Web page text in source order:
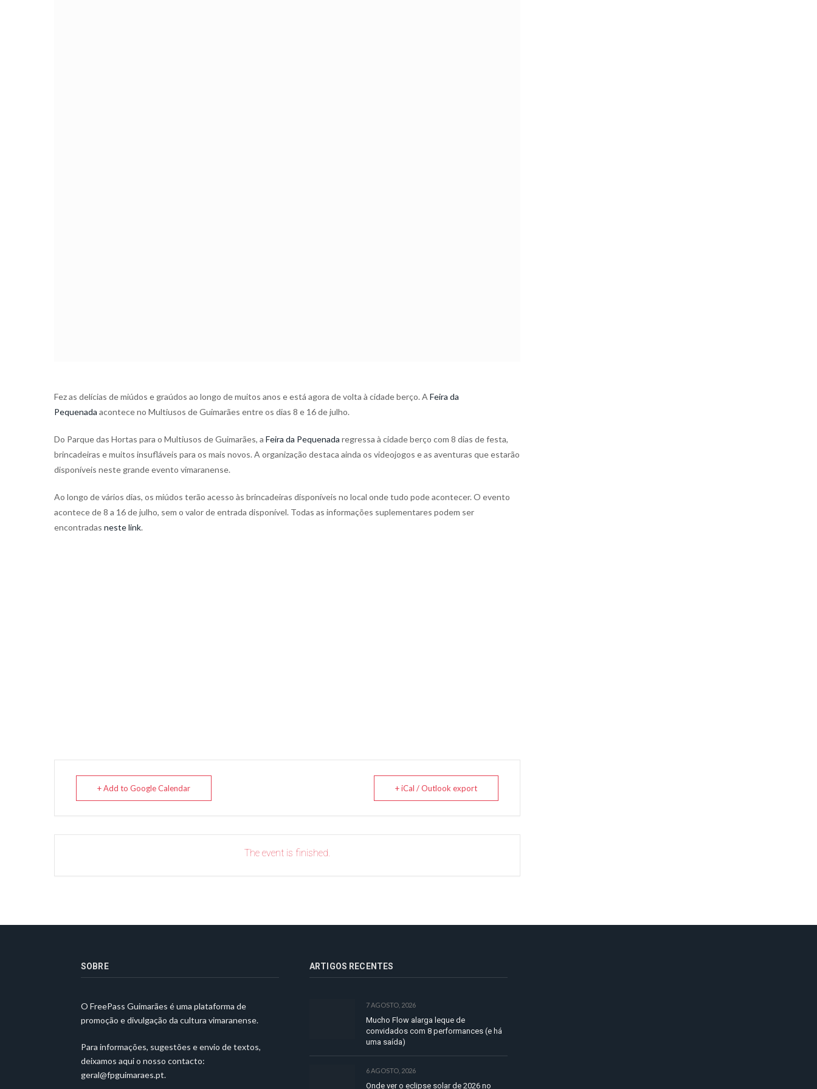
Fez as delícias de miúdos e graúdos ao longo de muitos anos e está agora de volta à cidade berço. A Feira da
Pequenada acontece no Multiusos de Guimarães entre os dias 8 e 16 de julho.
Do Parque das Hortas para o Multiusos de Guimarães, a Feira da Pequenada regressa à cidade berço com 8 dias de festa,
brincadeiras e muitos insufláveis para os mais novos. A organização destaca ainda os videojogos e as aventuras que estarão
disponíveis neste grande evento vimaranense.
Ao longo de vários dias, os miúdos terão acesso às brincadeiras disponíveis no local onde tudo pode acontecer. O evento
acontece de 8 a 16 de julho, sem o valor de entrada disponível. Todas as informações suplementares podem ser
encontradas neste link.
+ Add to Google Calendar + iCal / Outlook export
The event is finished.
SOBRE
O FreePass Guimarães é uma plataforma de
promoção e divulgação da cultura vimaranense.
Para informações, sugestões e envio de textos,
deixamos aqui o nosso contacto:
geral@fpguimaraes.pt.
ARTIGOS RECENTES
7 AGOSTO, 2026
Mucho Flow alarga leque de
convidados com 8 performances (e há
uma saída)
6 AGOSTO, 2026
Onde ver o eclipse solar de 2026 no